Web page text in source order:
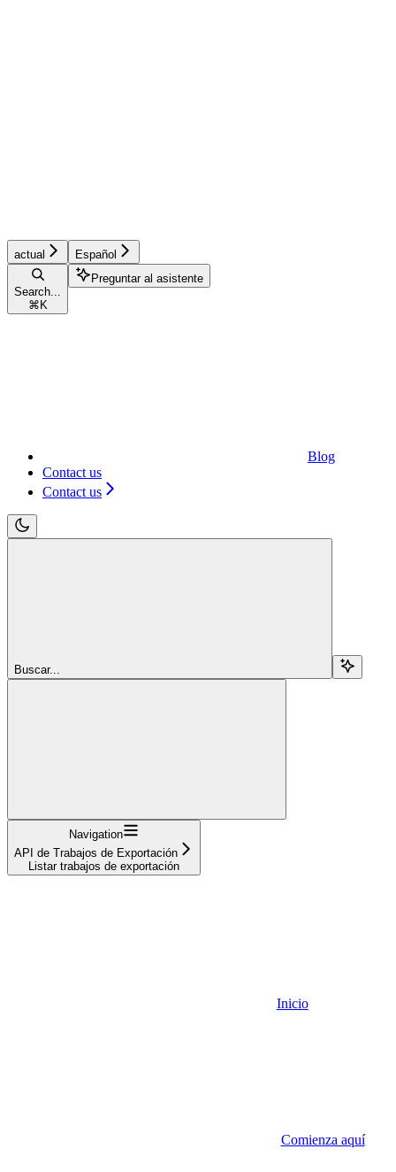
actual Español
Search...
⌘ K
Preguntar al asistente
Blog
Contact us
Contact us
Buscar...
Navigation
API de Trabajos de Exportación
Listar trabajos de exportación
Inicio
Comienza aquí